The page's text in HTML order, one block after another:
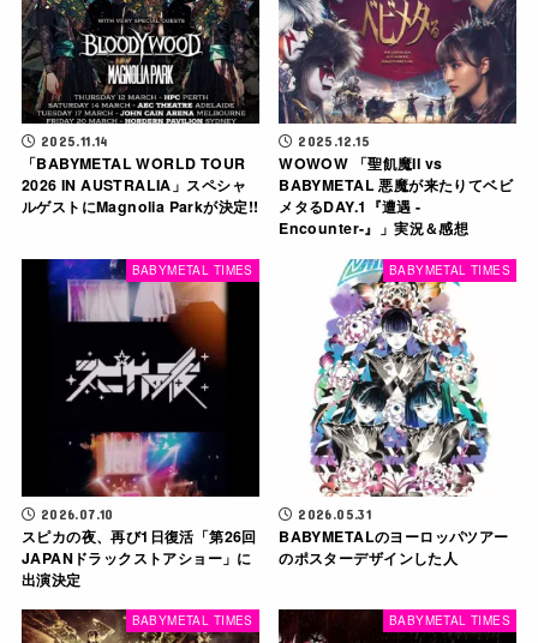
2025.11.14
「BABYMETAL WORLD TOUR
2026 IN AUSTRALIA」スペシャ
ルゲストにMagnolia Parkが決定!!
2025.12.15
WOWOW 「聖飢魔II vs
BABYMETAL 悪魔が来たりてベビ
メタるDAY.1『遭遇 -
Encounter-』」実況＆感想
BABYMETAL TIMES
2026.07.10
スピカの夜、再び1日復活「第26回
JAPANドラックストアショー」に
出演決定
BABYMETAL TIMES
2026.05.31
BABYMETALのヨーロッパツアー
のポスターデザインした人
BABYMETAL TIMES BABYMETAL TIMES